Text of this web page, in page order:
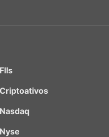
FIIs
Criptoativos
Nasdaq
Nyse